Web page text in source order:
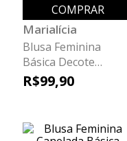
COMPRAR
Marialícia
Blusa Feminina
Básica Decote
Quadrado Marialícia
Marrom
R$99,90